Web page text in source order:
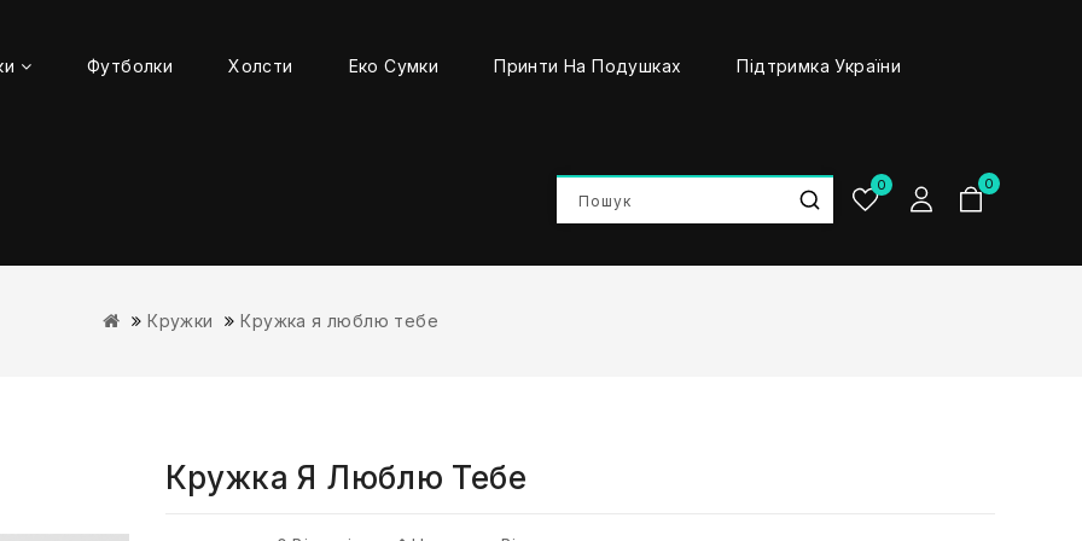
Футболки Холсти Еко Сумки Принти На Подушках Підтримка України
0
0
Кружки Кружка я люблю тебе
Кружка Я Люблю Тебе